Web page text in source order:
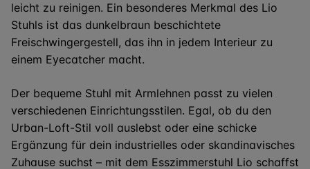
leicht zu reinigen. Ein besonderes Merkmal des Lio
Stuhls ist das dunkelbraun beschichtete
Freischwingergestell, das ihn in jedem Interieur zu
einem Eyecatcher macht.
Der bequeme Stuhl mit Armlehnen passt zu vielen
verschiedenen Einrichtungsstilen. Egal, ob du den
Urban-Loft-Stil voll auslebst oder eine schicke
Ergänzung für dein industrielles oder skandinavisches
Zuhause suchst – mit dem Esszimmerstuhl Lio schaffst